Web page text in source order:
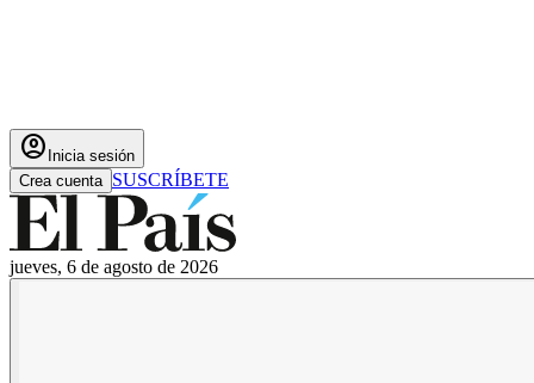
account_circle Inicia sesión
Crea cuenta SUSCRÍBETE
jueves, 6 de agosto de 2026